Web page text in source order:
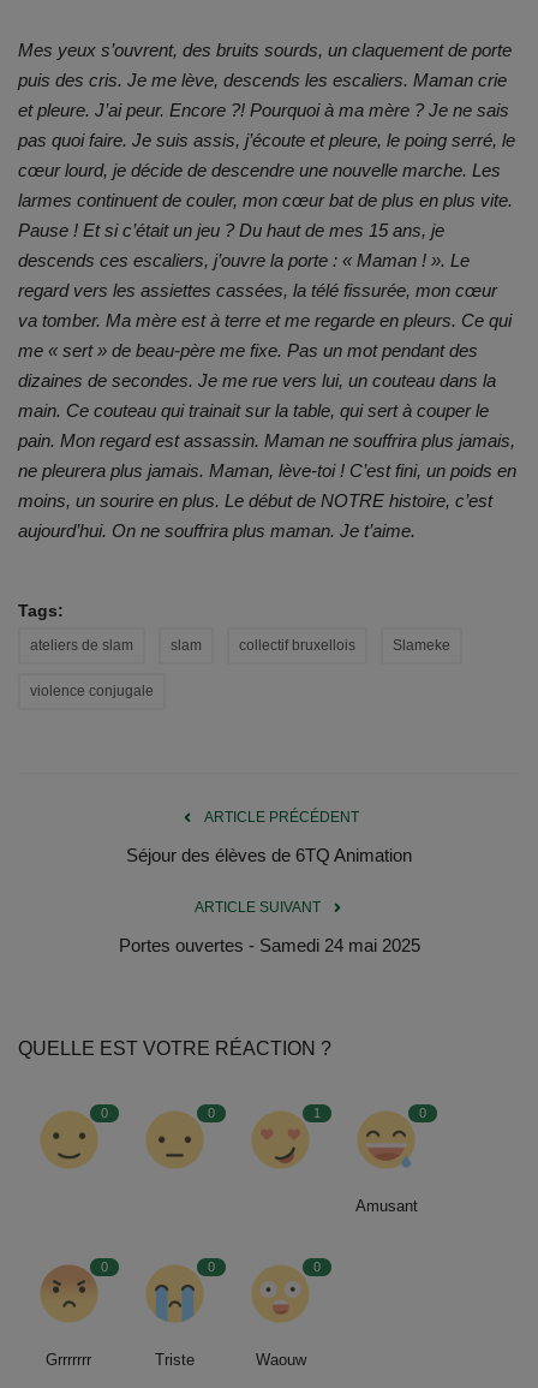
Mes yeux s’ouvrent, des bruits sourds, un claquement de porte
puis des cris. Je me lève, descends les escaliers. Maman crie
et pleure. J’ai peur. Encore ?! Pourquoi à ma mère ? Je ne sais
pas quoi faire. Je suis assis, j’écoute et pleure, le poing serré, le
cœur lourd, je décide de descendre une nouvelle marche. Les
larmes continuent de couler, mon cœur bat de plus en plus vite.
Pause ! Et si c’était un jeu ? Du haut de mes 15 ans, je
descends ces escaliers, j’ouvre la porte : « Maman ! ». Le
regard vers les assiettes cassées, la télé fissurée, mon cœur
va tomber. Ma mère est à terre et me regarde en pleurs. Ce qui
me « sert » de beau-père me fixe. Pas un mot pendant des
dizaines de secondes. Je me rue vers lui, un couteau dans la
main. Ce couteau qui trainait sur la table, qui sert à couper le
pain. Mon regard est assassin. Maman ne souffrira plus jamais,
ne pleurera plus jamais. Maman, lève-toi ! C’est fini, un poids en
moins, un sourire en plus. Le début de NOTRE histoire, c’est
aujourd’hui. On ne souffrira plus maman. Je t’aime.
Tags:
ateliers de slam slam collectif bruxellois Slameke
violence conjugale
ARTICLE PRÉCÉDENT
Séjour des élèves de 6TQ Animation
ARTICLE SUIVANT
Portes ouvertes - Samedi 24 mai 2025
QUELLE EST VOTRE RÉACTION ?
0 0 1 0
Amusant
0
Grrrrrrr
0
Triste
0
Waouw